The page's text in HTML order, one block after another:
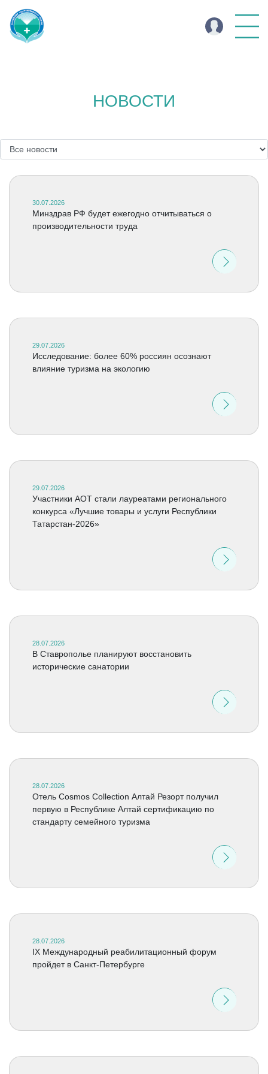
НОВОСТИ
30.07.2026
Минздрав РФ будет ежегодно отчитываться о
производительности труда
29.07.2026
Исследование: более 60% россиян осознают
влияние туризма на экологию
29.07.2026
Участники АОТ стали лауреатами регионального
конкурса «Лучшие товары и услуги Республики
Татарстан-2026»
28.07.2026
В Ставрополье планируют восстановить
исторические санатории
28.07.2026
Отель Cosmos Collection Алтай Резорт получил
первую в Республике Алтай сертификацию по
стандарту семейного туризма
28.07.2026
IX Международный реабилитационный форум
пройдет в Санкт-Петербурге